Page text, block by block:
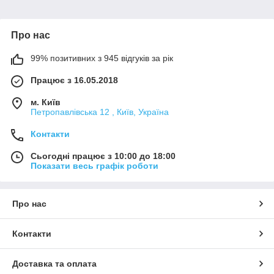
Про нас
99% позитивних з 945 відгуків за рік
Працює з 16.05.2018
м. Київ
Петропавлівська 12 , Київ, Україна
Контакти
Сьогодні працює з 10:00 до 18:00
Показати весь графік роботи
Про нас
Контакти
Доставка та оплата